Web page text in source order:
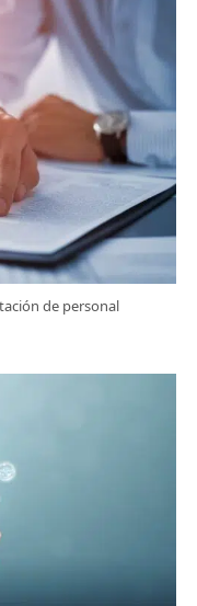
de personal